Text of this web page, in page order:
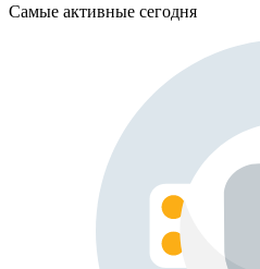
Самые активные сегодня